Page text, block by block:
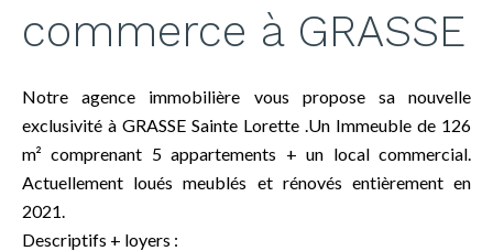
commerce à GRASSE
Notre agence immobilière vous propose sa nouvelle
exclusivité à GRASSE Sainte Lorette .Un Immeuble de 126
m² comprenant 5 appartements + un local commercial.
Actuellement loués meublés et rénovés entièrement en
2021.
Descriptifs + loyers :